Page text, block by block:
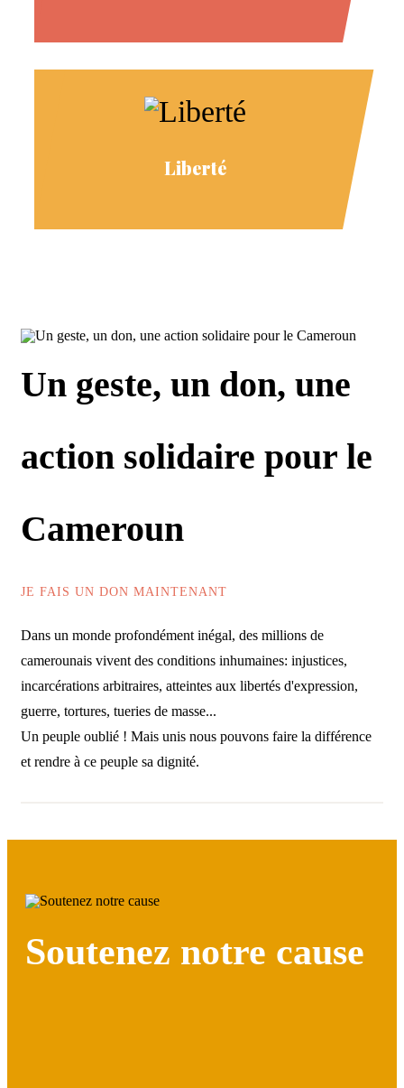
Liberté
Un geste, un don, une
action solidaire pour le
Cameroun
JE FAIS UN DON MAINTENANT
Dans un monde profondément inégal, des millions de
camerounais vivent des conditions inhumaines: injustices,
incarcérations arbitraires, atteintes aux libertés d'expression,
guerre, tortures, tueries de masse...
Un peuple oublié ! Mais unis nous pouvons faire la différence
et rendre à ce peuple sa dignité.
Soutenez notre cause